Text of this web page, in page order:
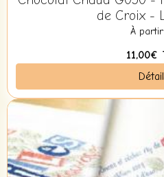
de Croix -
À
11,00€